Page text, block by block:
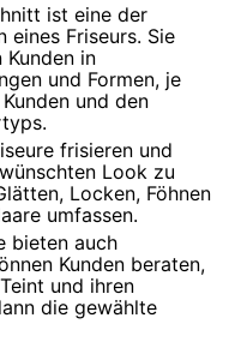
ist eine der
eines Friseurs. Sie
Kunden in
und Formen, je
und den
frisieren und
Look zu
Locken, Föhnen
umfassen.
bieten auch
Kunden beraten,
und ihren
die gewählte